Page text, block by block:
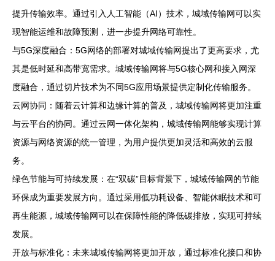
提升传输效率。通过引入人工智能（AI）技术，城域传输网可以实
现智能运维和故障预测，进一步提升网络可靠性。
与5G深度融合：5G网络的部署对城域传输网提出了更高要求，尤
其是低时延和高带宽需求。城域传输网将与5G核心网和接入网深
度融合，通过切片技术为不同5G应用场景提供定制化传输服务。
云网协同：随着云计算和边缘计算的普及，城域传输网将更加注重
与云平台的协同。通过云网一体化架构，城域传输网能够实现计算
资源与网络资源的统一管理，为用户提供更加灵活和高效的云服
务。
绿色节能与可持续发展：在“双碳”目标背景下，城域传输网的节能
环保成为重要发展方向。通过采用低功耗设备、智能休眠技术和可
再生能源，城域传输网可以在保障性能的降低碳排放，实现可持续
发展。
开放与标准化：未来城域传输网将更加开放，通过标准化接口和协